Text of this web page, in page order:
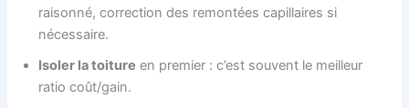
raisonné, correction des remontées capillaires si
nécessaire.
Isoler la toiture en premier : c’est souvent le meilleur
ratio coût/gain.